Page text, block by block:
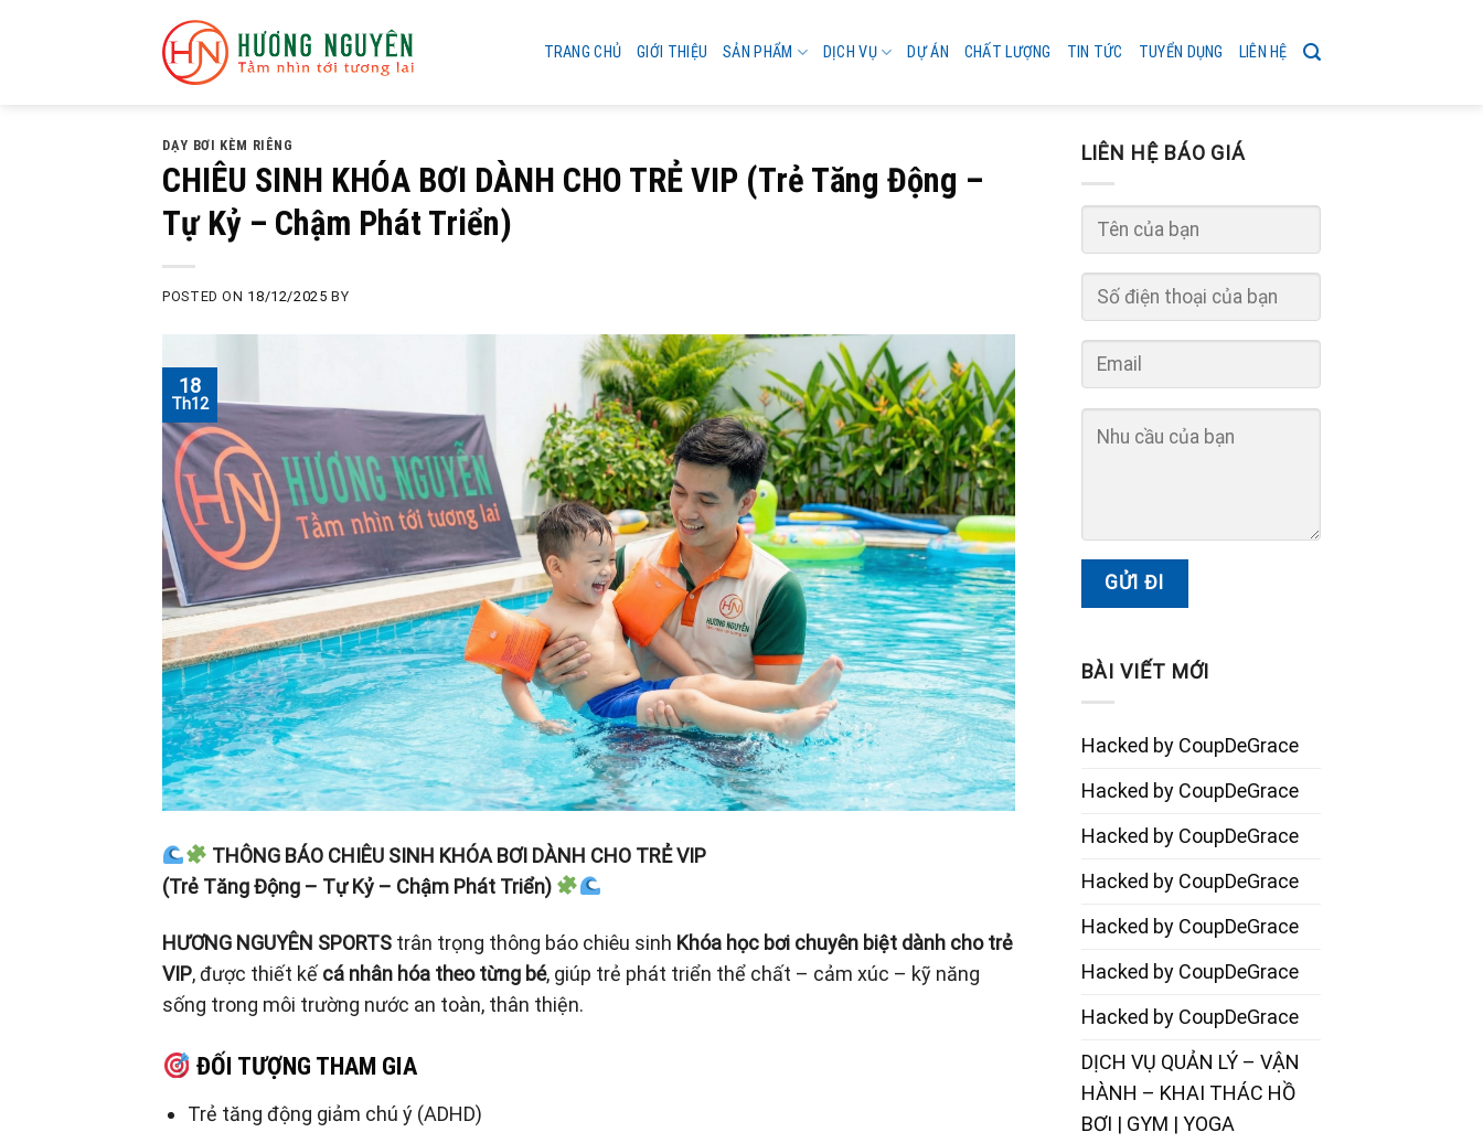
TRANG CHỦ GIỚI THIỆU SẢN PHẨM DỊCH VỤ DỰ ÁN CHẤT LƯỢNG TIN TỨC TUYỂN DỤNG LIÊN HỆ
DẠY BƠI KÈM RIÊNG
CHIÊU SINH KHÓA BƠI DÀNH CHO TRẺ VIP (Trẻ Tăng Động –
Tự Kỷ – Chậm Phát Triển)
POSTED ON 18/12/2025 BY
18
Th12
THÔNG BÁO CHIÊU SINH KHÓA BƠI DÀNH CHO TRẺ VIP
(Trẻ Tăng Động – Tự Kỷ – Chậm Phát Triển)
HƯƠNG NGUYÊN SPORTS trân trọng thông báo chiêu sinh Khóa học bơi chuyên biệt dành cho trẻ
VIP, được thiết kế cá nhân hóa theo từng bé, giúp trẻ phát triển thể chất – cảm xúc – kỹ năng
sống trong môi trường nước an toàn, thân thiện.
ĐỐI TƯỢNG THAM GIA
Trẻ tăng động giảm chú ý (ADHD)
LIÊN HỆ BÁO GIÁ
BÀI VIẾT MỚI
Hacked by CoupDeGrace
Hacked by CoupDeGrace
Hacked by CoupDeGrace
Hacked by CoupDeGrace
Hacked by CoupDeGrace
Hacked by CoupDeGrace
Hacked by CoupDeGrace
DỊCH VỤ QUẢN LÝ – VẬN
HÀNH – KHAI THÁC HỒ
BƠI | GYM | YOGA